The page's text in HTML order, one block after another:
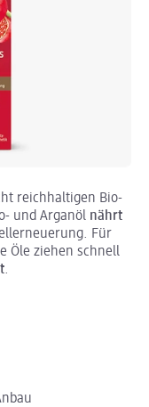
reichhaltigen Bio-
und Arganöl nährt
Für
Öle ziehen schnell
.